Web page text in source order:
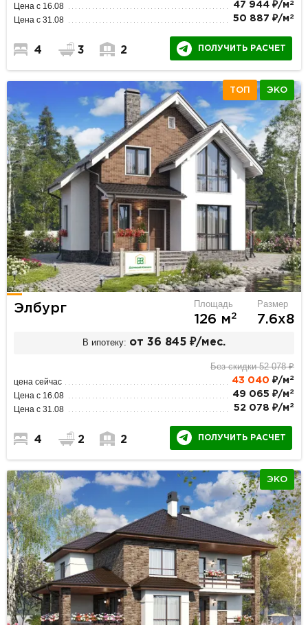
Цена с 16.08 47 944 ₽/м 2
Цена с 31.08 50 887 ₽/м 2
4 3 2 ПОЛУЧИТЬ РАСЧЕТ
ТОП ЭКО
Элбург Площадь
126 м2
Размер
7.6х8
В ипотеку: от 36 845 ₽/мес.
Без скидки 52 078 ₽
цена сейчас 43 040 ₽/м 2
Цена с 16.08 49 065 ₽/м 2
Цена с 31.08 52 078 ₽/м 2
4 2 2 ПОЛУЧИТЬ РАСЧЕТ
ЭКО